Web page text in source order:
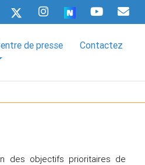
de presse Contactez
des objectifs prioritaires de